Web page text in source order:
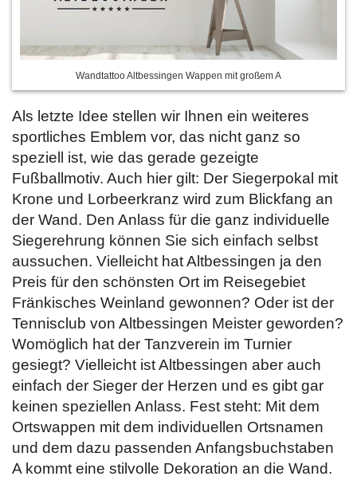
Wandtattoo Altbessingen Wappen mit großem A
Als letzte Idee stellen wir Ihnen ein weiteres
sportliches Emblem vor, das nicht ganz so
speziell ist, wie das gerade gezeigte
Fußballmotiv. Auch hier gilt: Der Siegerpokal mit
Krone und Lorbeerkranz wird zum Blickfang an
der Wand. Den Anlass für die ganz individuelle
Siegerehrung können Sie sich einfach selbst
aussuchen. Vielleicht hat Altbessingen ja den
Preis für den schönsten Ort im Reisegebiet
Fränkisches Weinland gewonnen? Oder ist der
Tennisclub von Altbessingen Meister geworden?
Womöglich hat der Tanzverein im Turnier
gesiegt? Vielleicht ist Altbessingen aber auch
einfach der Sieger der Herzen und es gibt gar
keinen speziellen Anlass. Fest steht: Mit dem
Ortswappen mit dem individuellen Ortsnamen
und dem dazu passenden Anfangsbuchstaben
A kommt eine stilvolle Dekoration an die Wand.